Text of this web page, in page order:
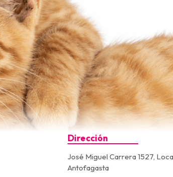
Dirección
José Miguel Carrera 1527,
Antofagasta